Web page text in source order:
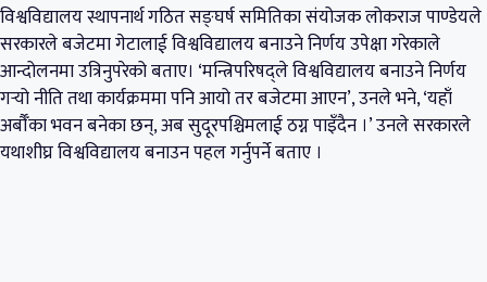
विश्वविद्यालय स्थापनार्थ गठित सङ्घर्ष समितिका संयोजक लोकराज पाण्डेयले
सरकारले बजेटमा गेटालाई विश्वविद्यालय बनाउने निर्णय उपेक्षा गरेकाले
आन्दोलनमा उत्रिनुपरेको बताए। ‘मन्त्रिपरिषद्ले विश्वविद्यालय बनाउने निर्णय
गर्‍यो नीति तथा कार्यक्रममा पनि आयो तर बजेटमा आएन’, उनले भने, ‘यहाँ
अर्बौँका भवन बनेका छन्, अब सुदूरपश्चिमलाई ठग्न पाइँदैन ।’ उनले सरकारले
यथाशीघ्र विश्वविद्यालय बनाउन पहल गर्नुपर्ने बताए ।